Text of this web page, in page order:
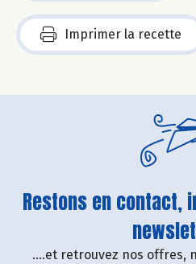
Imprimer la recette
Restons en contact,
....et retrouvez nos offres,